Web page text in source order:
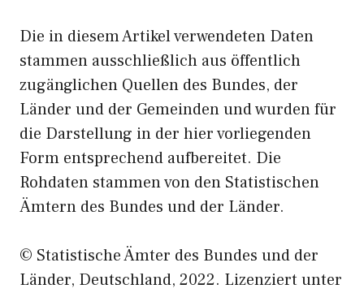
Die in diesem Artikel verwendeten Daten
stammen ausschließlich aus öffentlich
zugänglichen Quellen des Bundes, der
Länder und der Gemeinden und wurden für
die Darstellung in der hier vorliegenden
Form entsprechend aufbereitet. Die
Rohdaten stammen von den Statistischen
Ämtern des Bundes und der Länder.
© Statistische Ämter des Bundes und der
Länder, Deutschland, 2022. Lizenziert unter